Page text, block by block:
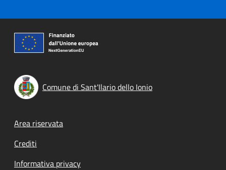
Comune di Sant'Ilario dello Ionio
Footer menu
Area riservata
Crediti
Informativa privacy